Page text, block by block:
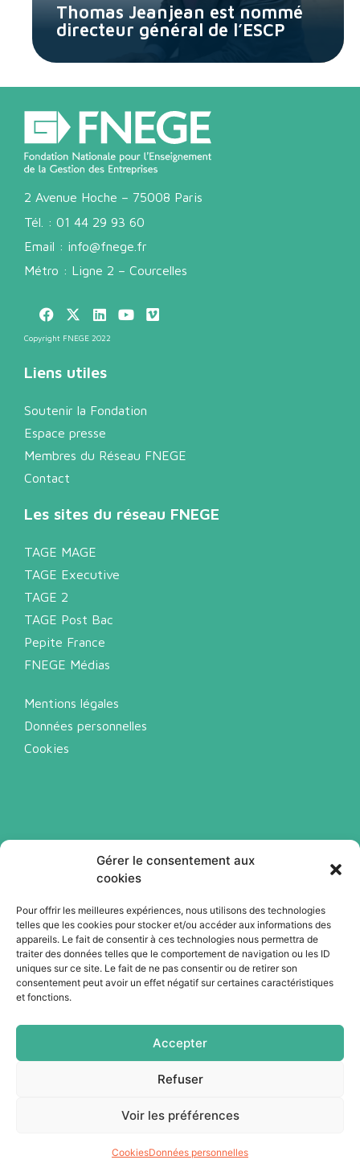
Gérer le consentement aux
cookies
Pour offrir les meilleures expériences, nous utilisons des technologies
telles que les cookies pour stocker et/ou accéder aux informations des
appareils. Le fait de consentir à ces technologies nous permettra de
traiter des données telles que le comportement de navigation ou les ID
uniques sur ce site. Le fait de ne pas consentir ou de retirer son
consentement peut avoir un effet négatif sur certaines caractéristiques
et fonctions.
Accepter
Refuser
Voir les préférences
CookiesDonnées personnelles
Thomas Jeanjean est nommé
directeur général de l’ESCP
2 Avenue Hoche – 75008 Paris
Tél. : 01 44 29 93 60
Email : info@fnege.fr
Métro : Ligne 2 – Courcelles
Copyright FNEGE 2022
Liens utiles
Soutenir la Fondation
Espace presse
Membres du Réseau FNEGE
Contact
Les sites du réseau FNEGE
TAGE MAGE
TAGE Executive
TAGE 2
TAGE Post Bac
Pepite France
FNEGE Médias
Mentions légales
Données personnelles
Cookies
Abonnez-vous à notre newsletter
Je m'abonne